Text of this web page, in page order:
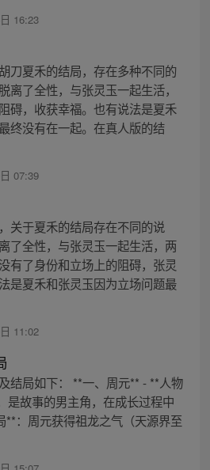
16:23
刀夏禾的结局，存在多种不同的
离了全性，与张灵玉一起生活，
碍，收获幸福。也有说法是夏禾
终没有在一起。在真人版的结
07:39
关于夏禾的结局存在不同的说
了全性，与张灵玉一起生活，两
有了身份和立场上的阻碍，张灵
是夏禾和张灵玉因为立场问题最
11:02
结局如下： **一、周元** - **人物
是故事的男主角，在成长过程中
**：周元获得祖龙之气（天源界至